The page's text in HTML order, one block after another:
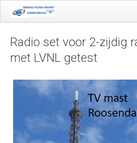
Toepassingen
Precisielandbouw
Landmeetkundige en geo-mapping
Luchthaven inspecties
Radio set voor 2-zijdig
met LVNL getest